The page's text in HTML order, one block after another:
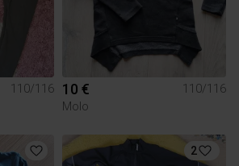
110/116
10 €
110/116
Molo
2